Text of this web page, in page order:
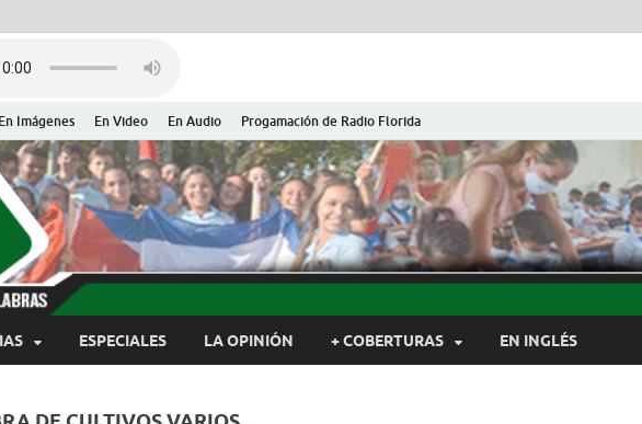
En Imágenes En Video En Audio Progamación de Radio Florida
Florida de Cuba
y Actualidades de Florida, Camagüey, Cuba
ESPECIALES LA OPINIÓN + COBERTURAS EN INGLÉS